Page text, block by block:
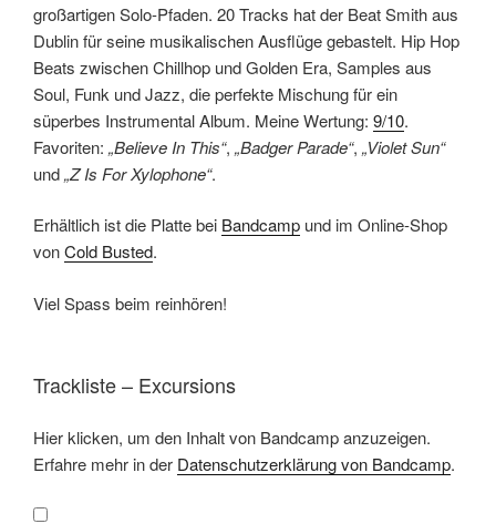
großartigen Solo-Pfaden. 20 Tracks hat der Beat Smith aus
Dublin für seine musikalischen Ausflüge gebastelt. Hip Hop
Beats zwischen Chillhop und Golden Era, Samples aus
Soul, Funk und Jazz, die perfekte Mischung für ein
süperbes Instrumental Album. Meine Wertung: 9/10.
Favoriten: „Believe In This“, „Badger Parade“, „Violet Sun“
und„Z Is For Xylophone“.
Erhältlich ist die Platte bei Bandcamp und im Online-Shop
vonCold Busted.
Viel Spass beim reinhören!
Trackliste – Excursions
Inhalt
von
Bandcamp
anzeigen
Hier klicken, um den Inhalt von Bandcamp anzuzeigen.
Erfahre mehr in der Datenschutzerklärung von Bandcamp.